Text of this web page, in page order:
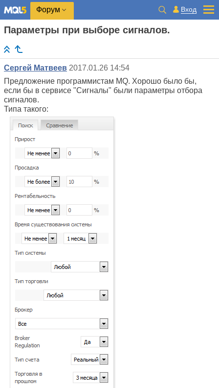
Форум Вход
Параметры при выборе сигналов.
Сергей Матвеев 2017.01.26 14:54
Предложение программистам MQ. Хорошо было бы,
если бы в сервисе "Сигналы" были параметры отбора
сигналов.
Типа такого: